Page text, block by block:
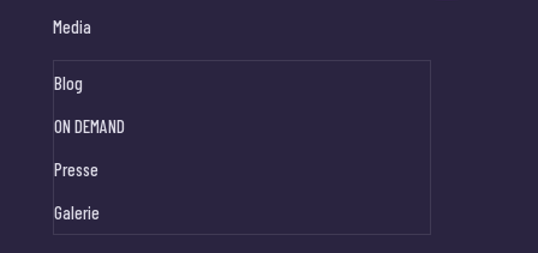
Media
Blog
ON DEMAND
Presse
Galerie